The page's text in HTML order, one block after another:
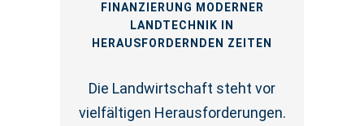
FINANZIERUNG MODERNER
LANDTECHNIK IN
HERAUSFORDERNDEN ZEITEN
Die Landwirtschaft steht vor
vielfältigen Herausforderungen.